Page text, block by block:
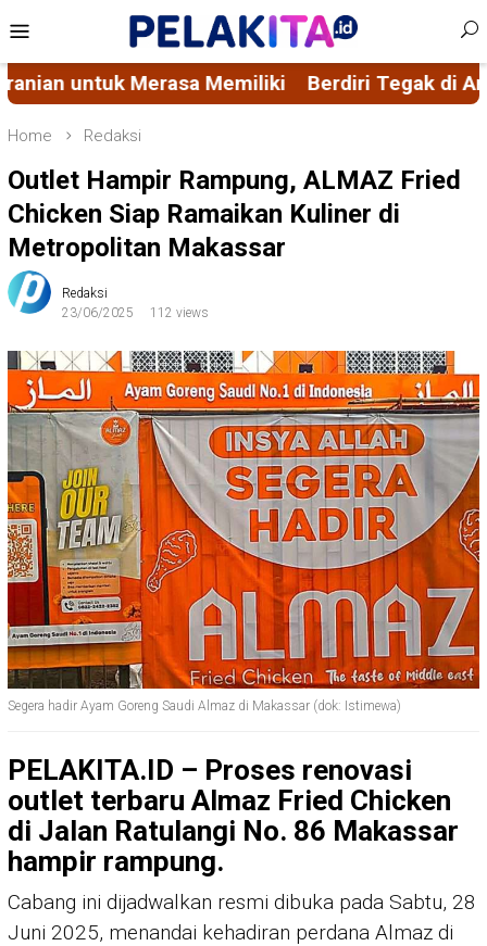
to
contentMenu
Tegak di Antara Visi Misi FORMAS dan
Home Redaksi
Outlet Hampir Rampung, ALMAZ Fried
Chicken Siap Ramaikan Kuliner di
Metropolitan Makassar
Redaksi
23/06/2025
112 views
Segera hadir Ayam Goreng Saudi Almaz di Makassar (dok: Istimewa)
PELAKITA.ID – Proses renovasi
outlet terbaru Almaz Fried Chicken
di Jalan Ratulangi No. 86 Makassar
hampir rampung.
Cabang ini dijadwalkan resmi dibuka pada Sabtu, 28
Juni 2025, menandai kehadiran perdana Almaz di